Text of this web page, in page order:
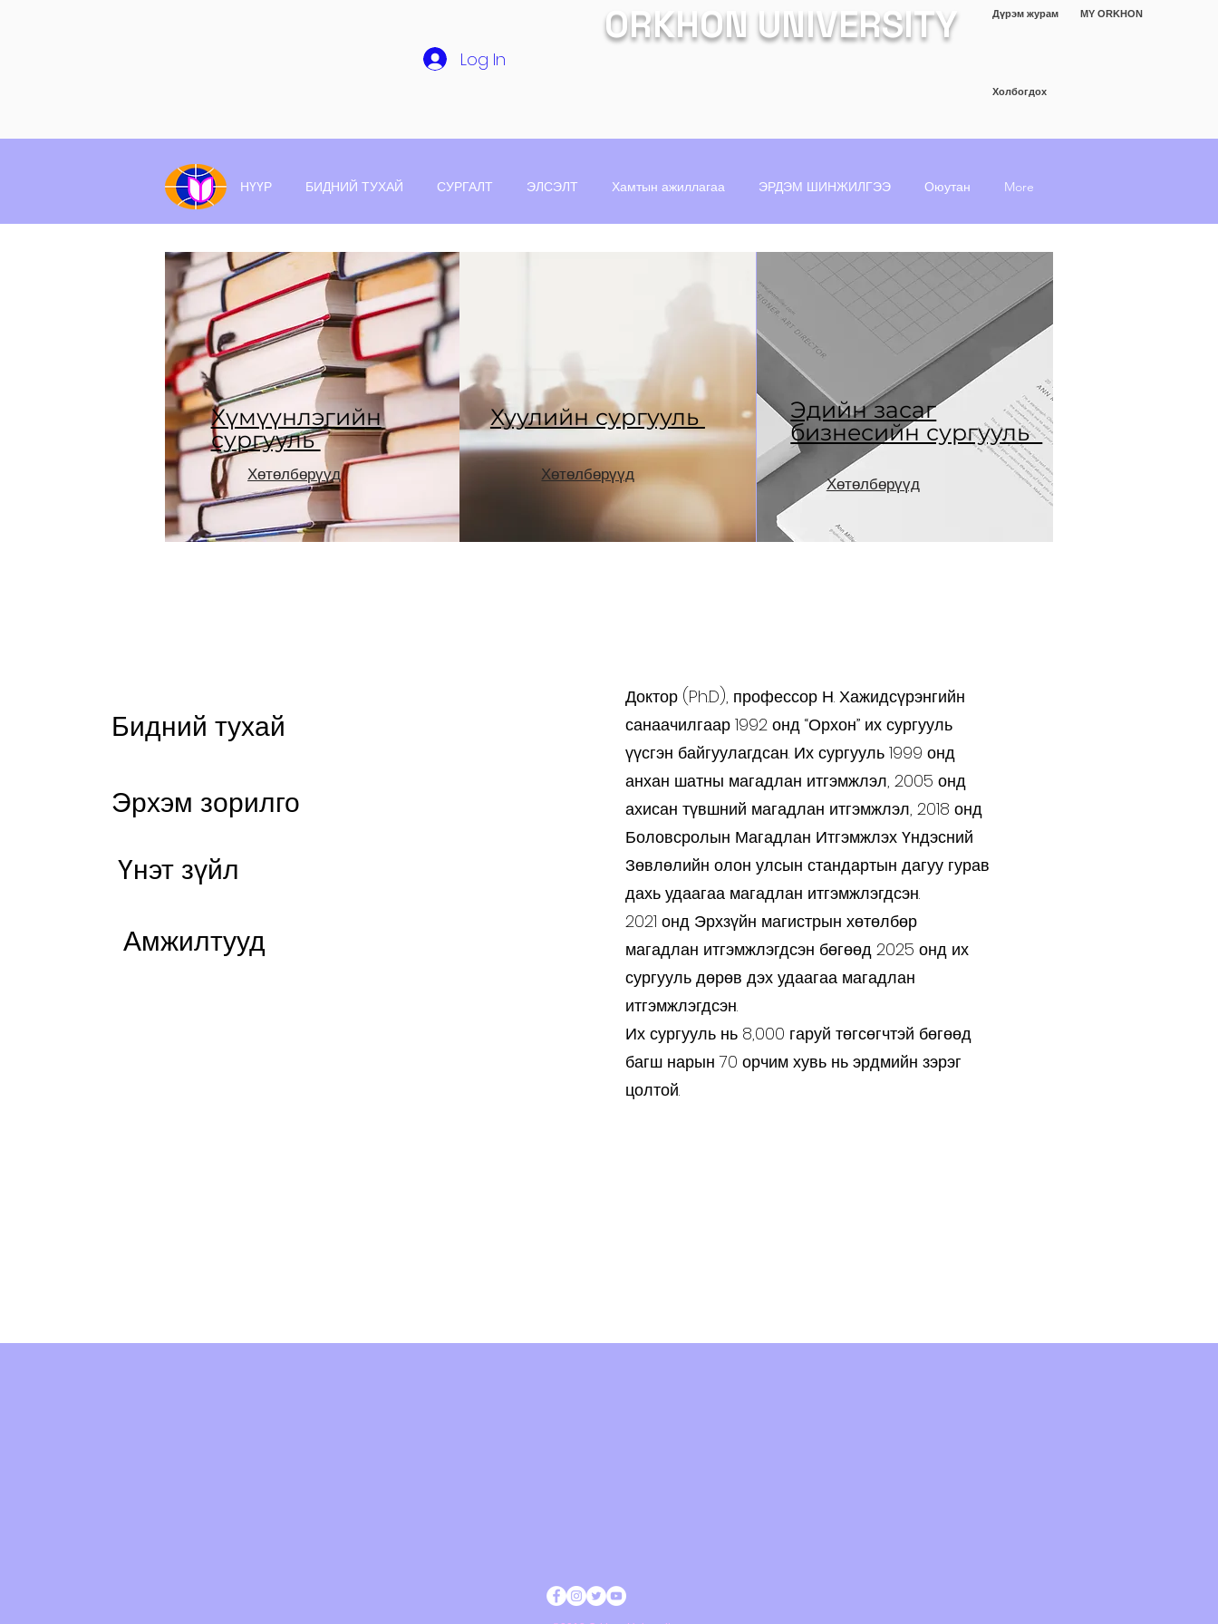
Log In
ORKHON UNIVERSITY Дүрэм журам MY ORKHON
Холбогдох
НҮҮР БИДНИЙ ТУХАЙ СУРГАЛТ ЭЛСЭЛТ Хамтын ажиллагаа ЭРДЭМ ШИНЖИЛГЭЭ Оюутан More
Хүмүүнлэгийн
сургууль
Хөтөлбөрүүд
Хуулийн сургууль
Хөтөлбөрүүд
Эдийн засаг
бизнесийн сургууль
Хөтөлбөрүүд
Бидний тухай
Эрхэм зорилго
Үнэт зүйл
Амжилтууд
Доктор (Ph.D), профессор Н. Хажидсүрэнгийн
санаачилгаар 1992 онд “Орхон” их сургууль
үүсгэн байгуулагдсан. Их сургууль 1999 онд
анхан шатны магадлан итгэмжлэл, 2005 онд
ахисан түвшний магадлан итгэмжлэл, 2018 онд
Боловсролын Магадлан Итгэмжлэх Үндэсний
Зөвлөлийн олон улсын стандартын дагуу гурав
дахь удаагаа магадлан итгэмжлэгдсэн.
2021 онд Эрхзүйн магистрын хөтөлбөр
магадлан итгэмжлэгдсэн бөгөөд 2025 онд их
сургууль дөрөв дэх удаагаа магадлан
итгэмжлэгдсэн.
Их сургууль нь 8,000 гаруй төгсөгчтэй бөгөөд
багш нарын 70 орчим хувь нь эрдмийн зэрэг
цолтой.